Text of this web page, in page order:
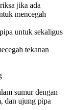
jika ada
mencegah
untuk sekaligus
tekanan
sumur dengan
dan ujung pipa